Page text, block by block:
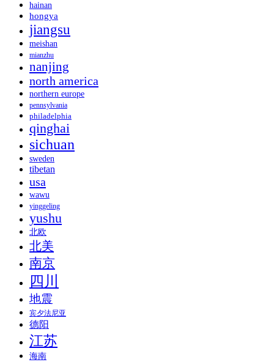
hainan
hongya
jiangsu
meishan
mianzhu
nanjing
north america
northern europe
pennsylvania
philadelphia
qinghai
sichuan
sweden
tibetan
usa
wawu
yinggeling
yushu
北欧
北美
南京
四川
地震
宾夕法尼亚
德阳
江苏
海南